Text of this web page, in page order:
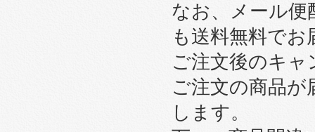
なお、メール便
も送料無料で
ご注文後のキ
ご注文の商品
します。